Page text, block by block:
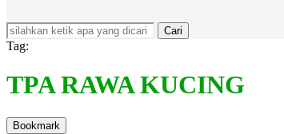
Cari
Tag:
TPA RAWA KUCING
Bookmark